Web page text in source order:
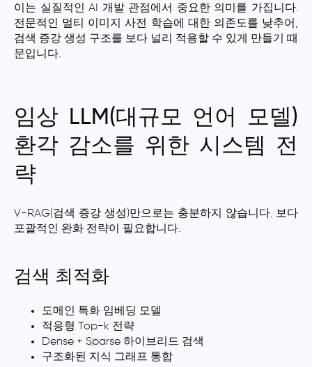
이는 실질적인 AI 개발 관점에서 중요한 의미를 가집니다.
전문적인 멀티 이미지 사전 학습에 대한 의존도를 낮추어,
검색 증강 생성 구조를 보다 널리 적용할 수 있게 만들기 때
문입니다.
임상 LLM(대규모 언어 모델)
환각 감소를 위한 시스템 전
략
V-RAG(검색 증강 생성)만으로는 충분하지 않습니다. 보다
포괄적인 완화 전략이 필요합니다.
검색 최적화
도메인 특화 임베딩 모델
적응형 Top-k 전략
Dense + Sparse 하이브리드 검색
구조화된 지식 그래프 통합